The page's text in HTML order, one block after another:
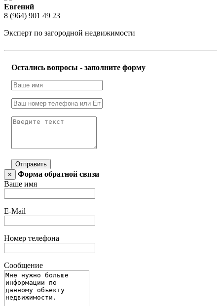
Евгений
8 (964) 901 49 23
Эксперт по загородной недвижимости
Остались вопросы - заполните форму
Отправить
×
Форма обратной связи
Ваше имя
E-Mail
Номер телефона
Сообщение